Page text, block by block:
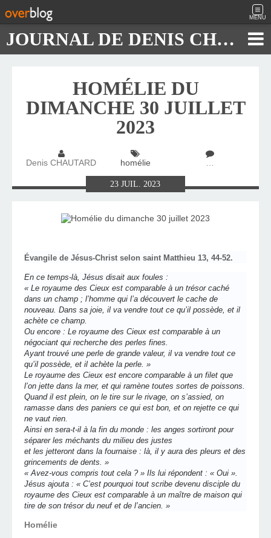
MENU
JOURNAL DE DENIS CHAUTARD
HOMÉLIE DU
DIMANCHE 30 JUILLET
2023
Denis CHAUTARD homélie …
23JUIL.2023
Évangile de Jésus-Christ selon saint Matthieu 13, 44-52.
En ce temps-là, Jésus disait aux foules :
« Le royaume des Cieux est comparable à un trésor caché
dans un champ ; l’homme qui l’a découvert le cache de
nouveau. Dans sa joie, il va vendre tout ce qu’il possède, et il
achète ce champ.
Ou encore : Le royaume des Cieux est comparable à un
négociant qui recherche des perles fines.
Ayant trouvé une perle de grande valeur, il va vendre tout ce
qu’il possède, et il achète la perle. »
Le royaume des Cieux est encore comparable à un filet que
l’on jette dans la mer, et qui ramène toutes sortes de poissons.
Quand il est plein, on le tire sur le rivage, on s’assied, on
ramasse dans des paniers ce qui est bon, et on rejette ce qui
ne vaut rien.
Ainsi en sera-t-il à la fin du monde : les anges sortiront pour
séparer les méchants du milieu des justes
et les jetteront dans la fournaise : là, il y aura des pleurs et des
grincements de dents. »
« Avez-vous compris tout cela ? » Ils lui répondent : « Oui ».
Jésus ajouta : « C’est pourquoi tout scribe devenu disciple du
royaume des Cieux est comparable à un maître de maison qui
tire de son trésor du neuf et de l’ancien. »
Homélie